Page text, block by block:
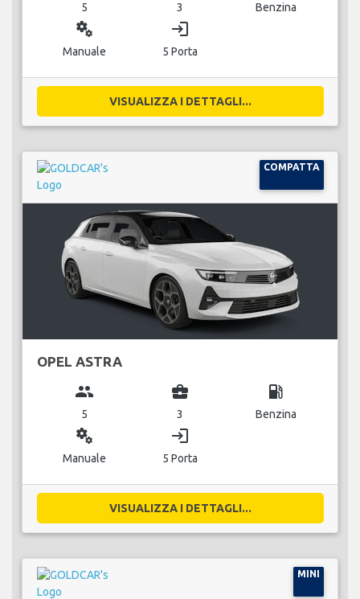
5 3 Benzina
miscellaneous_services
Manuale
login
5 Porta
VISUALIZZA I DETTAGLI...
COMPATTA
OPEL ASTRA
group
5
business_center
3
local_gas_station
Benzina
miscellaneous_services
Manuale
login
5 Porta
VISUALIZZA I DETTAGLI...
MINI